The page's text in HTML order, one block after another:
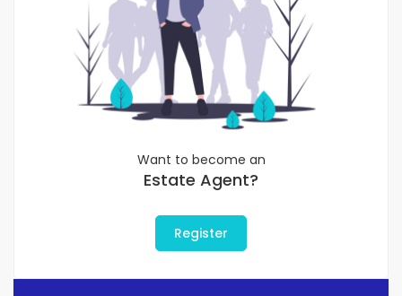
Want to become an
Estate Agent?
Register